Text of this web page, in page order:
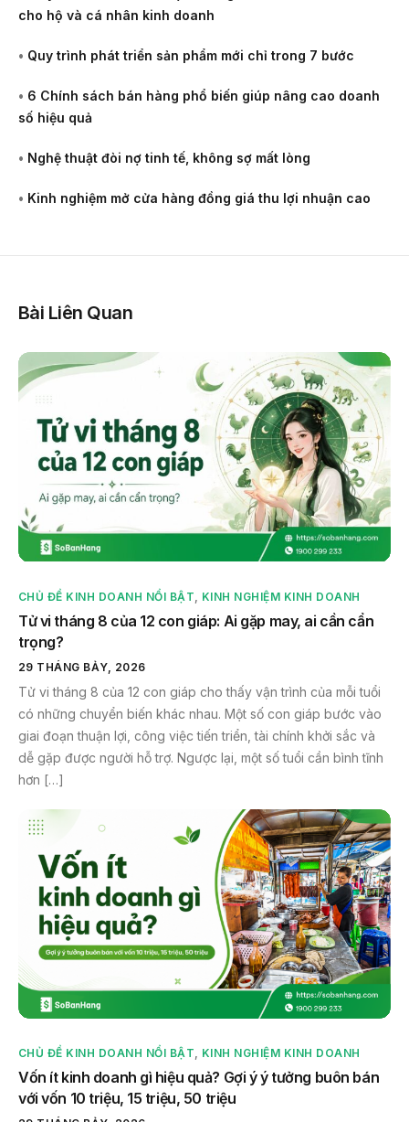
cho hộ và cá nhân kinh doanh
• Quy trình phát triển sản phẩm mới chỉ trong 7 bước
• 6 Chính sách bán hàng phổ biến giúp nâng cao doanh
số hiệu quả
• Nghệ thuật đòi nợ tinh tế, không sợ mất lòng
• Kinh nghiệm mở cửa hàng đồng giá thu lợi nhuận cao
Bài Liên Quan
CHỦ ĐỀ KINH DOANH NỔI BẬT KINH NGHIỆM KINH DOANH
Tử vi tháng 8 của 12 con giáp: Ai gặp may, ai cần cẩn
trọng?
29 THÁNG BẢY, 2026
Tử vi tháng 8 của 12 con giáp cho thấy vận trình của mỗi tuổi
có những chuyển biến khác nhau. Một số con giáp bước vào
giai đoạn thuận lợi, công việc tiến triển, tài chính khởi sắc và
dễ gặp được người hỗ trợ. Ngược lại, một số tuổi cần bình tĩnh
hơn […]
CHỦ ĐỀ KINH DOANH NỔI BẬT KINH NGHIỆM KINH DOANH
Vốn ít kinh doanh gì hiệu quả? Gợi ý ý tưởng buôn bán
với vốn 10 triệu, 15 triệu, 50 triệu